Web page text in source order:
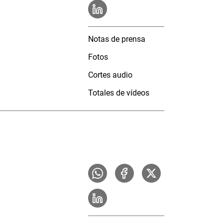
Notas de prensa
Fotos
Cortes audio
Totales de vídeos